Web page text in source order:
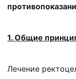
1. Общие
Лечение